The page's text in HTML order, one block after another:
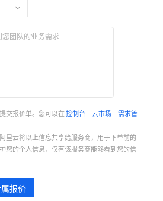
交报价单。您可以在控制台—云市场—需求管
里云将以上信息共享给服务商，用于下单前的
您的个人信息，仅有该服务商能够看到您的信
报价